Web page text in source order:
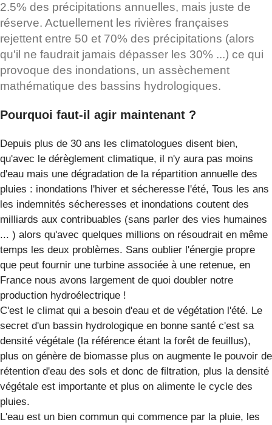
2.5% des précipitations annuelles, mais juste de
réserve. Actuellement les rivières françaises
rejettent entre 50 et 70% des précipitations (alors
qu'il ne faudrait jamais dépasser les 30% ...) ce qui
provoque des inondations, un assèchement
mathématique des bassins hydrologiques.
Pourquoi faut-il agir maintenant ?
Depuis plus de 30 ans les climatologues disent bien,
qu'avec le dérèglement climatique, il n'y aura pas moins
d'eau mais une dégradation de la répartition annuelle des
pluies : inondations l'hiver et sécheresse l'été, Tous les ans
les indemnités sécheresses et inondations coutent des
milliards aux contribuables (sans parler des vies humaines
... ) alors qu'avec quelques millions on résoudrait en même
temps les deux problèmes. Sans oublier l'énergie propre
que peut fournir une turbine associée à une retenue, en
France nous avons largement de quoi doubler notre
production hydroélectrique !
C'est le climat qui a besoin d'eau et de végétation l'été. Le
secret d'un bassin hydrologique en bonne santé c'est sa
densité végétale (la référence étant la forêt de feuillus),
plus on génère de biomasse plus on augmente le pouvoir de
rétention d'eau des sols et donc de filtration, plus la densité
végétale est importante et plus on alimente le cycle des
pluies.
L'eau est un bien commun qui commence par la pluie, les